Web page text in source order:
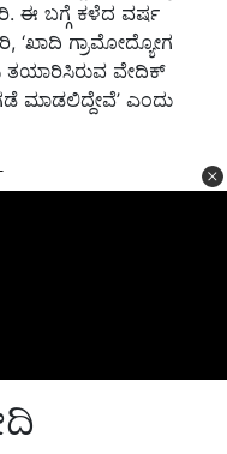
ಈ ಬಗ್ಗೆ ಕಳೆದ ವರ್ಷ
‘ಖಾದಿ ಗ್ರಾಮೋದ್ಯೋಗ
ವೇದಿಕ್
ಮಾಡಲಿದ್ದೇವೆ’ ಎಂದು